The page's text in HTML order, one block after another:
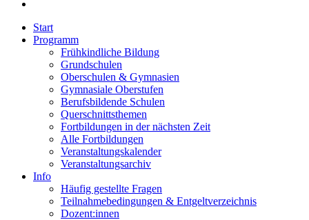
Start
Programm
Frühkindliche Bildung
Grundschulen
Oberschulen & Gymnasien
Gymnasiale Oberstufen
Berufsbildende Schulen
Querschnittsthemen
Fortbildungen in der nächsten Zeit
Alle Fortbildungen
Veranstaltungskalender
Veranstaltungsarchiv
Info
Häufig gestellte Fragen
Teilnahmebedingungen & Entgeltverzeichnis
Dozent:innen